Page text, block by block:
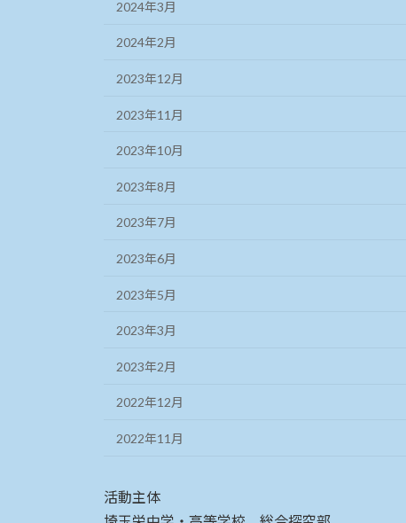
2024年3月
2024年2月
2023年12月
2023年11月
2023年10月
2023年8月
2023年7月
2023年6月
2023年5月
2023年3月
2023年2月
2022年12月
2022年11月
活動主体